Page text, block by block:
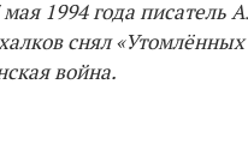
1994 года
снял
война.